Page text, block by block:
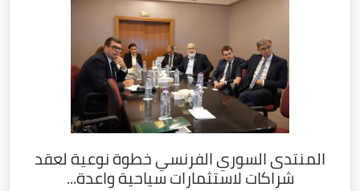
المنتدى السوري الفرنسي خطوة نوعية لعقد
شراكات لاستثمارات سياحية واعدة...